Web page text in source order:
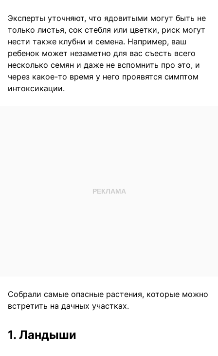
Эксперты уточняют, что ядовитыми могут быть не
только листья, сок стебля или цветки, риск могут
нести также клубни и семена. Например, ваш
ребенок может незаметно для вас съесть всего
несколько семян и даже не вспомнить про это, и
через какое-то время у него проявятся симптом
интоксикации.
Собрали самые опасные растения, которые можно
встретить на дачных участках.
1. Ландыши